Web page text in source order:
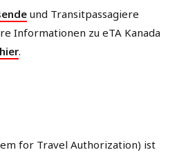
und Transitpassagiere
Informationen zu eTA Kanada
hier.
for Travel Authorization) ist